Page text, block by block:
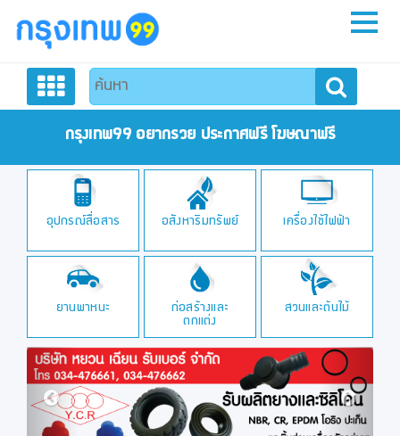
หน้าหลัก
สมัครสมาชิก
ลงประกาศฟรี
ติดต่อเรา
กรุงเทพ99 อยากรวย ประกาศฟรี โฆษณาฟรี
อุปกรณ์สื่อสาร
ยานพาหนะ
อสังหาริมทรัพย์
ก่อสร้างและ
ตกแต่ง
เครื่องใช้ไฟฟ้า
สวนและต้นไม้
Previous Next